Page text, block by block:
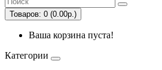
Товаров: 0 (0.00р.)
Ваша корзина пуста!
Категории